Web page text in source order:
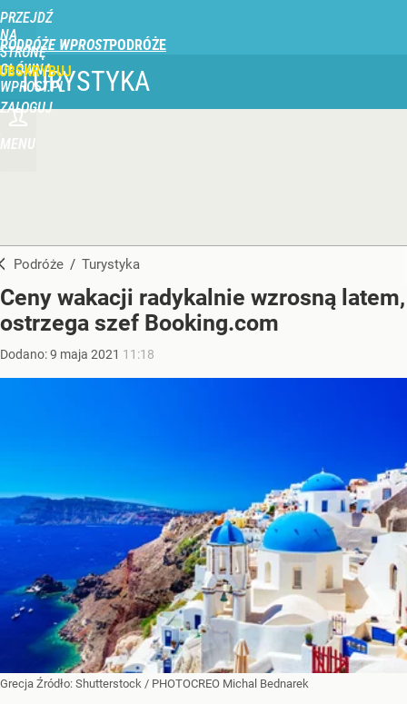
PRZEJDŹ
NA
STRONĘ
GŁÓWNĄ
WPROST.PL
PODRÓŻE WPROST
ZALOGUJ
MENU
TURYSTYKA
Podróże / Turystyka
Ceny wakacji radykalnie wzrosną latem,
ostrzega szef Booking.com
Dodano:9 maja 2021 11:18
Grecja Źródło: Shutterstock / PHOTOCREO Michal Bednarek